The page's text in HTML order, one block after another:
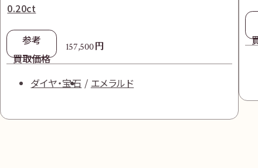
0.20ct
参考
買取価格
157,500円
ダイヤ・宝石 エメラルド